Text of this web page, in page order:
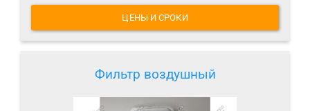
ЦЕНЫ И СРОКИ
Фильтр воздушный